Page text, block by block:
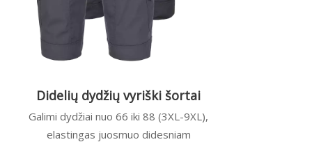
Didelių dydžių vyriški šortai
Galimi dydžiai nuo 66 iki 88 (3XL-9XL),
elastingas juosmuo didesniam